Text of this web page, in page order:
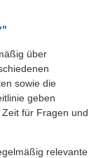
über
sowie die
geben
für Fragen und
relevante